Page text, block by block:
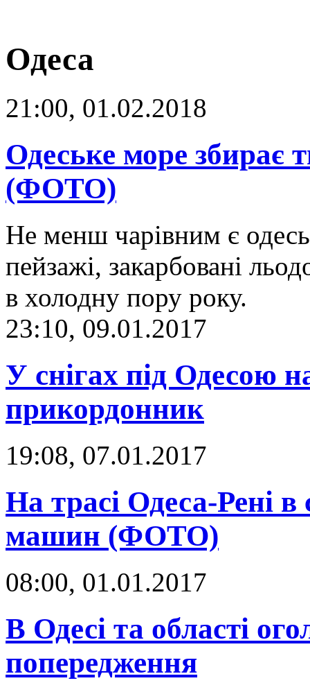
Одеса
21:00, 01.02.2018
Одеське море збирає
(ФОТО)
Не менш чарівним є
пейзажі, закарбовані
в холодну пору року.
23:10, 09.01.2017
У снігах під Одесою
прикордонник
19:08, 07.01.2017
На трасі Одеса-Рені в
машин (ФОТО)
08:00, 01.01.2017
В Одесі та області
попередження